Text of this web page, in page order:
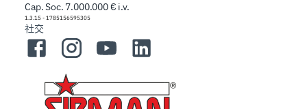
Cap. Soc. 7.000.000 € i.v.
1.3.15 - 1785156595305
社交
FacebookInstagramYouTubeLinkedIn